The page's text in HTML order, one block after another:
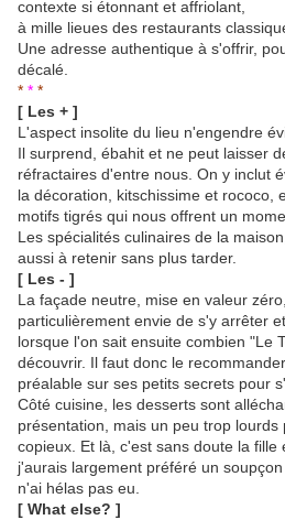
contexte si étonnant et affriolant,
à mille lieues des restaurants
Une adresse authentique à s'offrir,
décalé.
* * *
[ Les + ]
L'aspect insolite du lieu n'engendre
Il surprend, ébahit et ne peut laisser
réfractaires d'entre nous. On y inclut
la décoration, kitschissime et rococo,
motifs tigrés qui nous offrent un
Les spécialités culinaires de la
aussi à retenir sans plus tarder.
[ Les - ]
La façade neutre, mise en valeur
particulièrement envie de s'y arrêter
lorsque l'on sait ensuite combien "Le
découvrir. Il faut donc le
préalable sur ses petits secrets pour
Côté cuisine, les desserts sont
présentation, mais un peu trop
copieux. Et là, c'est sans doute la
j'aurais largement préféré un
n'ai hélas pas eu.
[ What else? ]